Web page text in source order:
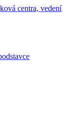
centra, vedení